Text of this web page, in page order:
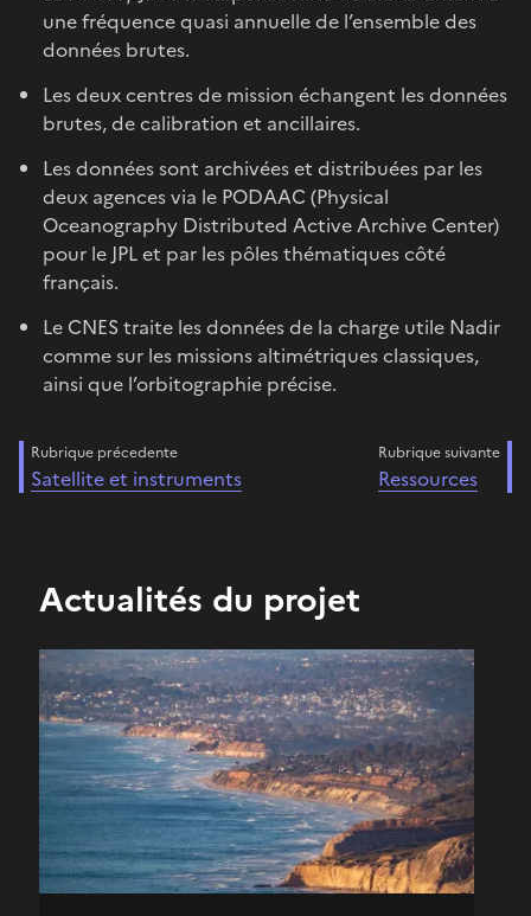
une fréquence quasi annuelle de l’ensemble des
données brutes.
Les deux centres de mission échangent les données
brutes, de calibration et ancillaires.
Les données sont archivées et distribuées par les
deux agences via le PODAAC (Physical
Oceanography Distributed Active Archive Center)
pour le JPL et par les pôles thématiques côté
français.
Le CNES traite les données de la charge utile Nadir
comme sur les missions altimétriques classiques,
ainsi que l’orbitographie précise.
Rubrique précedente
Satellite et instruments
Rubrique suivante
Ressources
Actualités du projet